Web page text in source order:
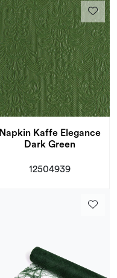
Napkin Kaffe Elegance
Dark Green
12504939